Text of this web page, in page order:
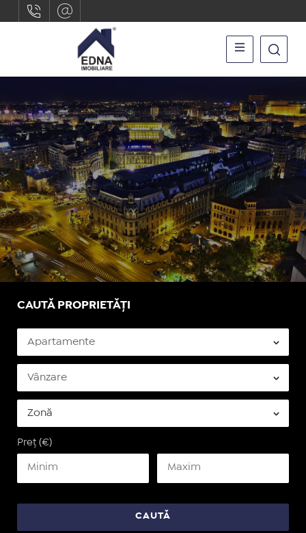
CAUTĂ PROPRIETĂȚI
Preț (€)